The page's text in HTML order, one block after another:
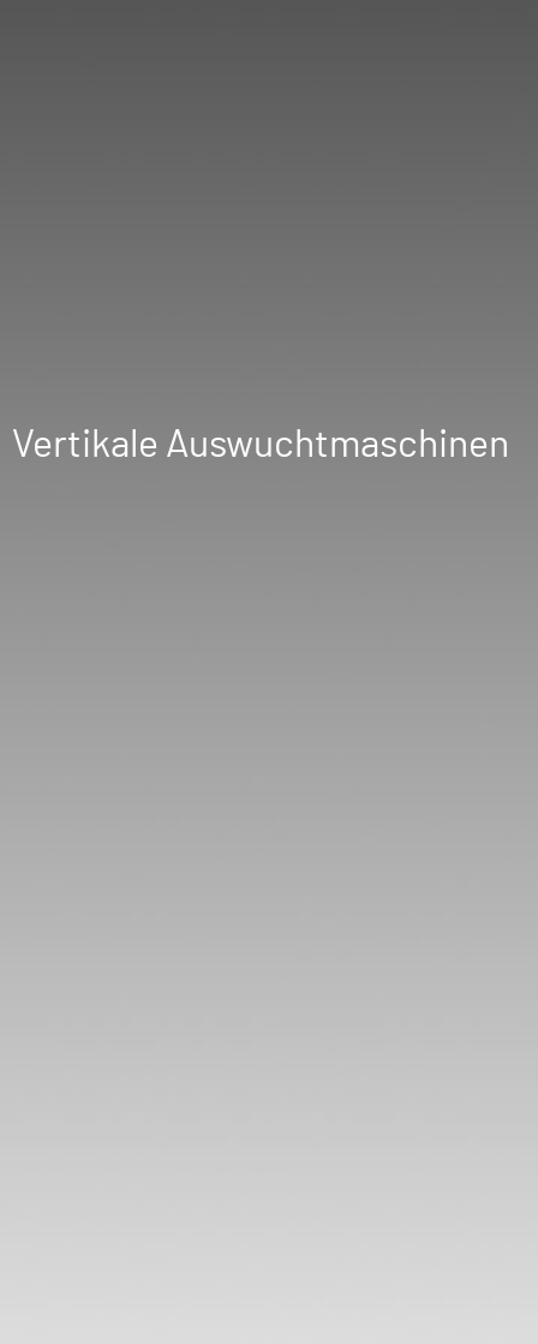
Vertikale Auswuchtmaschinen